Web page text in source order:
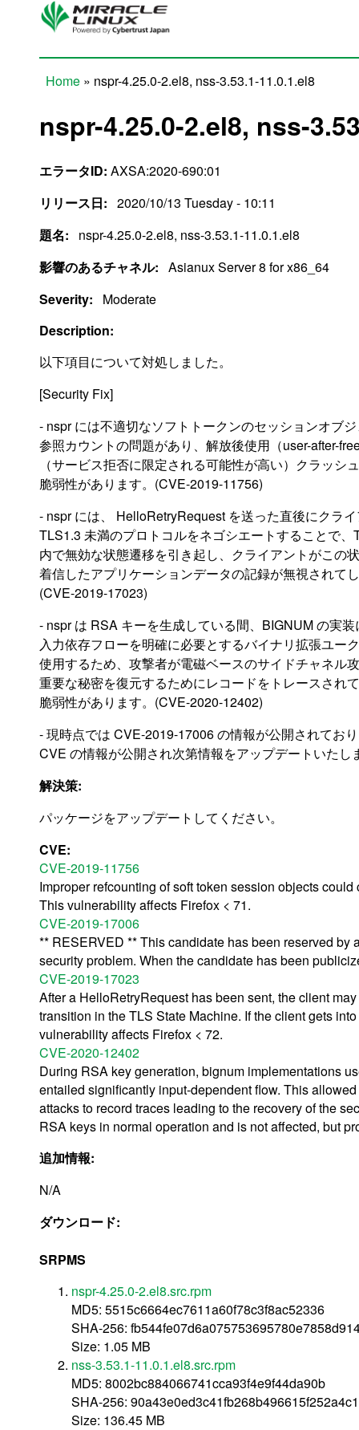
Skip to main content
Home » nspr-4.25.0-2.el8, nss-3.53.1-11.0.1.el8
nspr-4.25.0-2.el8, nss-
エラータID: AXSA:2020-690:01
リリース日: 2020/10/13 Tuesday - 10:11
題名:
nspr-4.25.0-2.el8, nss-3.53.1-11.0.1.el8
影響のあるチャネル: Asianux Server 8 for x86_64
Severity:
Moderate
Description:
以下項目について対処しました。
[Security Fix]
- nspr には不適切なソフトトークンのセッションオブ
参照カウントの問題があり、解放後使用（user-after-
（サービス拒否に限定される可能性が高い）クラッシ
脆弱性があります。(CVE-2019-11756)
- nspr には、 HelloRetryRequest を送った直後にクラ
TLS1.3 未満のプロトコルをネゴシエートすることで
内で無効な状態遷移を引き起し、クライアントがこの
着信したアプリケーションデータの記録が無視されて
(CVE-2019-17023)
- nspr は RSA キーを生成している間、BIGNUM の実装
入力依存フローを明確に必要とするバイナリ拡張ユー
使用するため、攻撃者が電磁ベースのサイドチャネル
重要な秘密を復元するためにレコードをトレースされ
脆弱性があります。(CVE-2020-12402)
- 現時点では CVE-2019-17006 の情報が公開されてお
CVE の情報が公開され次第情報をアップデートいたし
解決策:
パッケージをアップデートしてください。
CVE:
CVE-2019-11756
Improper refcounting of soft token session objects
This vulnerability affects Firefox < 71.
CVE-2019-17006
** RESERVED ** This candidate has been reserved
security problem. When the candidate has been
CVE-2019-17023
After a HelloRetryRequest has been sent, the client
transition in the TLS State Machine. If the client gets
vulnerability affects Firefox < 72.
CVE-2020-12402
During RSA key generation, bignum implementations
entailed significantly input-dependent flow. This
attacks to record traces leading to the recovery of the
RSA keys in normal operation and is not affected, but
追加情報:
N/A
ダウンロード:
SRPMS
nspr-4.25.0-2.el8.src.rpm
MD5: 5515c6664ec7611a60f78c3f8ac52336
SHA-256:
Size: 1.05 MB
nss-3.53.1-11.0.1.el8.src.rpm
MD5: 8002bc884066741cca93f4e9f44da90b
SHA-256:
Size: 136.45 MB